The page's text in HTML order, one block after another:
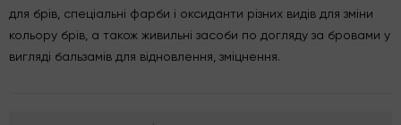
для брів, спеціальні фарби і оксиданти різних видів для зміни
кольору брів, а також живильні засоби по догляду за бровами у
вигляді бальзамів для відновлення, зміцнення.